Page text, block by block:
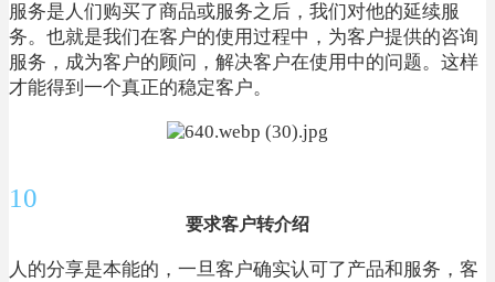
服务是人们购买了商品或服务之后，我们对他的延续服
务。也就是我们在客户的使用过程中，为客户提供的咨询
服务，成为客户的顾问，解决客户在使用中的问题。这样
才能得到一个真正的稳定客户。
10
要求客户转介绍
人的分享是本能的，一旦客户确实认可了产品和服务，客